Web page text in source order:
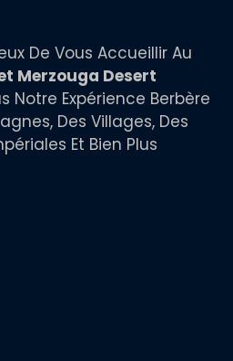
Merzouga Desert
Notre Expérience Berbère
Des Villages, Des
Et Bien Plus